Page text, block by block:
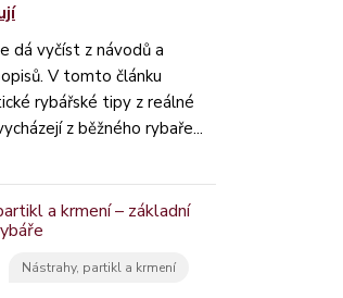
dá vyčíst z návodů a
V tomto článku
rybářské tipy z reálné
z běžného rybaře...
Nástrahy, partikl a krmení